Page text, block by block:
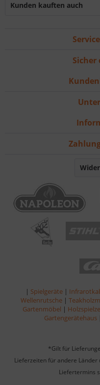
Kunden kauften auch
Sicher
| Spielgeräte |
Wellenrutsche |
Gartenmöbel |
Gartengerätehaus
*Gilt für
Lieferzeiten für andere
Liefertermins